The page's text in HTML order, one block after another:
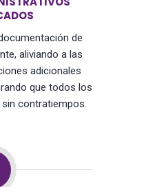
de
aliviando a las
adicionales
que todos los
contratiempos.